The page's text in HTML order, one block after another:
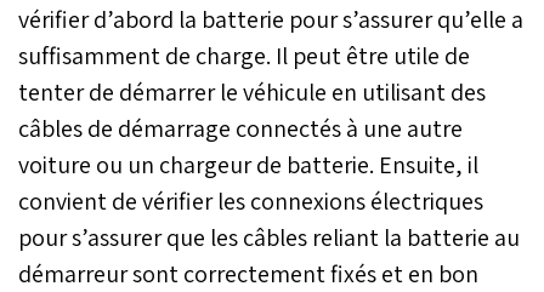
vérifier d’abord la batterie pour s’assurer qu’elle a
suffisamment de charge. Il peut être utile de
tenter de démarrer le véhicule en utilisant des
câbles de démarrage connectés à une autre
voiture ou un chargeur de batterie. Ensuite, il
convient de vérifier les connexions électriques
pour s’assurer que les câbles reliant la batterie au
démarreur sont correctement fixés et en bon